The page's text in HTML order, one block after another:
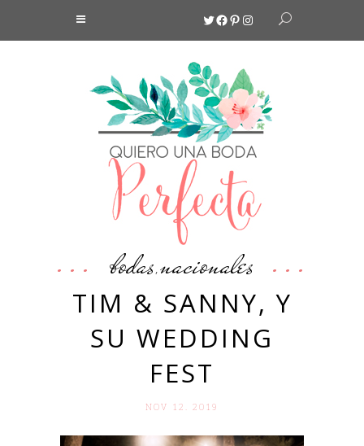
Twitter
Facebook
Pinterest
Instagram
bodas,nacionales
TIM & SANNY, Y
SU WEDDING
FEST
NOV 12. 2019